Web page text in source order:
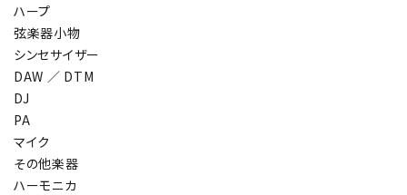
ハープ
弦楽器小物
シンセサイザー
DAW ／ DTM
DJ
PA
マイク
その他楽器
ハーモニカ